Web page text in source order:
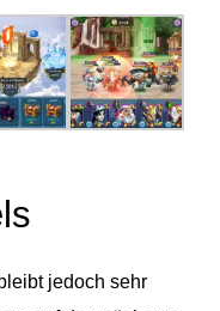
jedoch sehr